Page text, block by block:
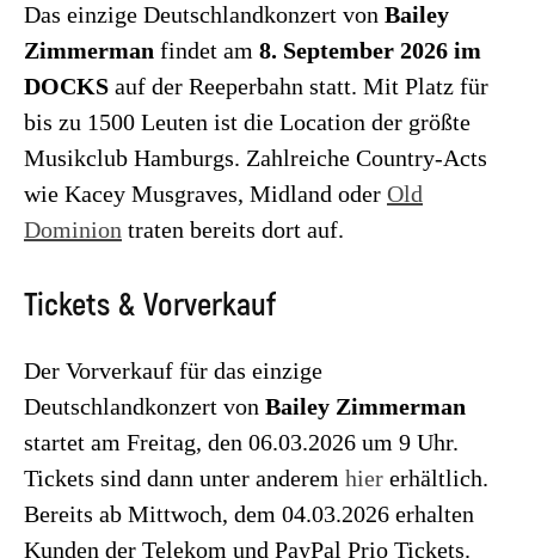
Das einzige Deutschlandkonzert von Bailey
Zimmerman findet am 8. September 2026 im
DOCKS auf der Reeperbahn statt. Mit Platz für
bis zu 1500 Leuten ist die Location der größte
Musikclub Hamburgs. Zahlreiche Country-Acts
wie Kacey Musgraves, Midland oder Old
Dominion traten bereits dort auf.
Tickets & Vorverkauf
Der Vorverkauf für das einzige
Deutschlandkonzert von Bailey Zimmerman
startet am Freitag, den 06.03.2026 um 9 Uhr.
Tickets sind dann unter anderem hier erhältlich.
Bereits ab Mittwoch, dem 04.03.2026 erhalten
Kunden der Telekom und PayPal Prio Tickets.